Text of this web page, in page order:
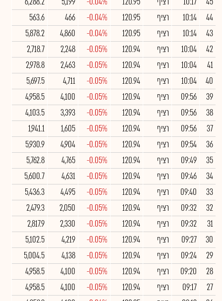
44
10:14 רציף 120.95
-0.04%
466
563.6
43
10:14 רציף 120.95
-0.04%
4,860
5,878.2
42
10:04 רציף 120.94
-0.05%
2,248
2,718.7
41
10:04 רציף 120.94
-0.05%
2,463
2,978.8
40
10:04 רציף 120.94
-0.05%
4,711
5,697.5
39
09:56 רציף 120.94
-0.05%
4,100
4,958.5
38
09:56 רציף 120.94
-0.05%
3,393
4,103.5
37
09:56 רציף 120.94
-0.05%
1,605
1,941.1
36
09:54 רציף 120.94
-0.05%
4,904
5,930.9
35
09:49 רציף 120.94
-0.05%
4,765
5,762.8
34
09:46 רציף 120.94
-0.05%
4,631
5,600.7
33
09:40 רציף 120.94
-0.05%
4,495
5,436.3
32
09:32 רציף 120.94
-0.05%
2,050
2,479.3
31
09:32 רציף 120.94
-0.05%
2,330
2,817.9
30
09:27 רציף 120.94
-0.05%
4,219
5,102.5
29
09:24 רציף 120.94
-0.05%
4,138
5,004.5
28
09:20 רציף 120.94
-0.05%
4,100
4,958.5
27
09:17 רציף 120.94
-0.05%
4,100
4,958.5